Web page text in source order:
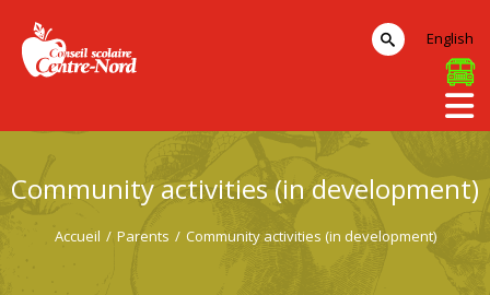
Community activities (in development)
Accueil / Parents / Community activities (in development)
English